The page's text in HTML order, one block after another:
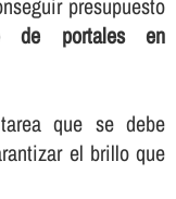
presupuesto
de portales en
que se debe
el brillo que